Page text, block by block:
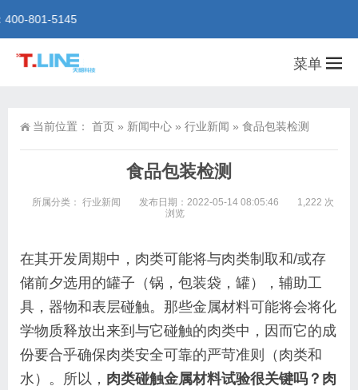
801-5145
菜单
当前位置： 首页 » 新闻中心 » 行业新闻 » 食品包装检测
食品包装检测
所属分类： 行业新闻 发布日期：2022-05-14 08:05:46
1,222 次
浏览
在其开发周期中，肉类可能将与肉类制取和/或存
储前夕选用的罐子（锅，包装袋，罐），辅助工
具，器物和表层碰触。那些金属材料可能将会将化
学物质释放出来到与它碰触的肉类中，因而它的成
份要合乎确保肉类安全可靠的严苛准则（肉类和
水）。所以， 肉类碰触金属材料试验很关键吗？肉